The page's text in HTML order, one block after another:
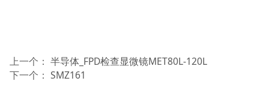
上一个： 半导体_FPD检查显微镜MET80L-120L
下一个： SMZ161